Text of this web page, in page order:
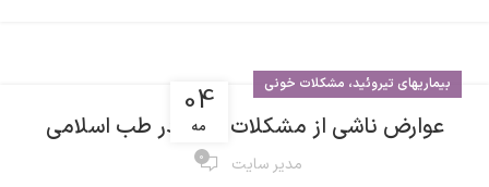
04
مه
بیماریهای تیروئید، مشکلات خونی
عوارض ناشی از مشکلات خون در طب اسلامی
مدیر سایت 0